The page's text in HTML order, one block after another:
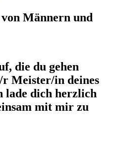
Männern und
die du gehen
r Meister/in deines
lade dich herzlich
mit mir zu